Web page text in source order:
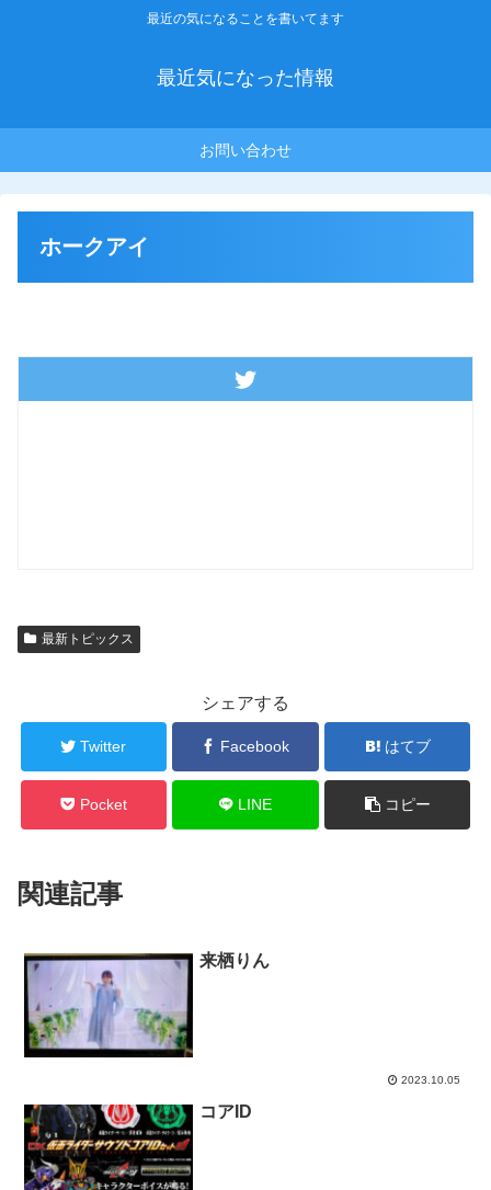
最近の気になることを書いてます
最近気になった情報
お問い合わせ
ホークアイ
最新トピックス
シェアする
Twitter Facebook はてブ
Pocket LINE コピー
関連記事
来栖りん
2023.10.05
コアID